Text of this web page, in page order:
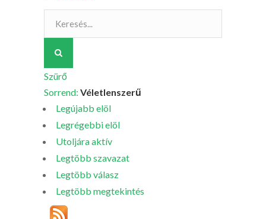
Szürő
Sorrend: Véletlenszerű
Legújabb elöl
Legrégebbi elöl
Utoljára aktív
Legtöbb szavazat
Legtöbb válasz
Legtöbb megtekintés